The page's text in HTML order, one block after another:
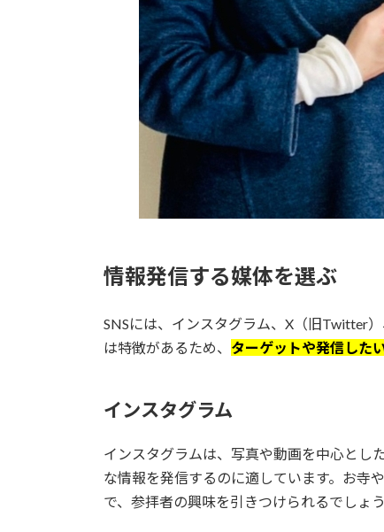
情報発信する媒体を選ぶ
SNSには、インスタグラム、X（旧Twitter
は特徴があるため、 ターゲットや発信した
インスタグラム
インスタグラムは、写真や動画を中心とし
な情報を発信するのに適しています。お寺
で、参拝者の興味を引きつけられるでしょう